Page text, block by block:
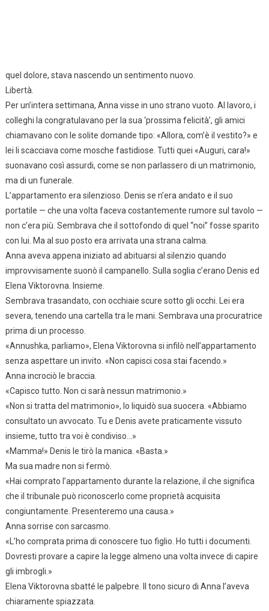
quel dolore, stava nascendo un sentimento nuovo.
Libertà.
Per un’intera settimana, Anna visse in uno strano vuoto. Al lavoro, i
colleghi la congratulavano per la sua ‘prossima felicità’, gli amici
chiamavano con le solite domande tipo: «Allora, com’è il vestito?» e
lei li scacciava come mosche fastidiose. Tutti quei «Auguri, cara!»
suonavano così assurdi, come se non parlassero di un matrimonio,
ma di un funerale.
L’appartamento era silenzioso. Denis se n’era andato e il suo
portatile — che una volta faceva costantemente rumore sul tavolo —
non c’era più. Sembrava che il sottofondo di quel “noi” fosse sparito
con lui. Ma al suo posto era arrivata una strana calma.
Anna aveva appena iniziato ad abituarsi al silenzio quando
improvvisamente suonò il campanello. Sulla soglia c’erano Denis ed
Elena Viktorovna. Insieme.
Sembrava trasandato, con occhiaie scure sotto gli occhi. Lei era
severa, tenendo una cartella tra le mani. Sembrava una procuratrice
prima di un processo.
«Annushka, parliamo», Elena Viktorovna si infilò nell’appartamento
senza aspettare un invito. «Non capisci cosa stai facendo.»
Anna incrociò le braccia.
«Capisco tutto. Non ci sarà nessun matrimonio.»
«Non si tratta del matrimonio», lo liquidò sua suocera. «Abbiamo
consultato un avvocato. Tu e Denis avete praticamente vissuto
insieme, tutto tra voi è condiviso…»
«Mamma!» Denis le tirò la manica. «Basta.»
Ma sua madre non si fermò.
«Hai comprato l’appartamento durante la relazione, il che significa
che il tribunale può riconoscerlo come proprietà acquisita
congiuntamente. Presenteremo una causa.»
Anna sorrise con sarcasmo.
«L’ho comprata prima di conoscere tuo figlio. Ho tutti i documenti.
Dovresti provare a capire la legge almeno una volta invece di capire
gli imbrogli.»
Elena Viktorovna sbatté le palpebre. Il tono sicuro di Anna l’aveva
chiaramente spiazzata.